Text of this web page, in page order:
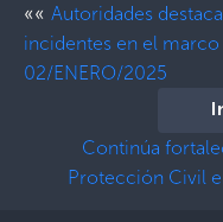
«« Autoridades
incidentes en el
02/ENERO/2025
Continúa
Protección Civil